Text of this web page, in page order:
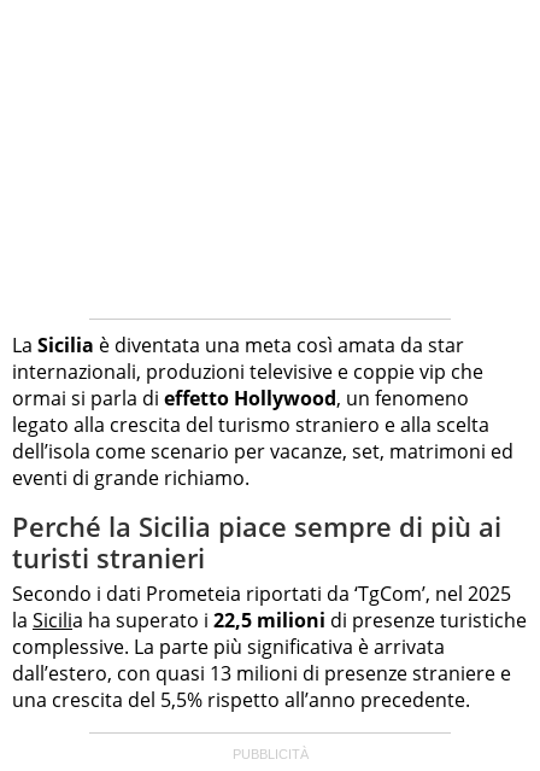
La Sicilia è diventata una meta così amata da star
internazionali, produzioni televisive e coppie vip che
ormai si parla di effetto Hollywood, un fenomeno
legato alla crescita del turismo straniero e alla scelta
dell’isola come scenario per vacanze, set, matrimoni ed
eventi di grande richiamo.
Perché la Sicilia piace sempre di più ai
turisti stranieri
Secondo i dati Prometeia riportati da ‘TgCom’, nel 2025
la Sicilia ha superato i 22,5 milioni di presenze turistiche
complessive. La parte più significativa è arrivata
dall’estero, con quasi 13 milioni di presenze straniere e
una crescita del 5,5% rispetto all’anno precedente.